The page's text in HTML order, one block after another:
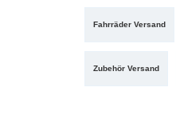
Fahrräder Versand
Zubehör Versand